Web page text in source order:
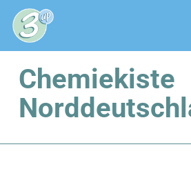
Skip
main
Chemiekiste